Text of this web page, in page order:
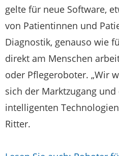
gelte für neue Software,
von Patientinnen und
Diagnostik, genauso wie
direkt am Menschen
oder Pflegeroboter. „Wir
sich der Marktzugang
intelligenten
Ritter.